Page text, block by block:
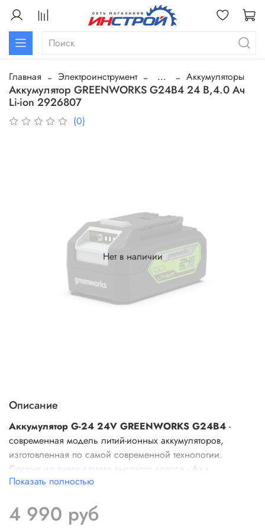
Главная Электроинструмент ... Аккумуляторы
Аккумулятор GREENWORKS G24B4 24 В,4.0 Ач
Li-ion 2926807
(0)
Нет в наличии
Описание
Аккумулятор G-24 24V GREENWORKS G24B4 -
современная модель литий-ионных аккумуляторов,
изготовленная по самой современной технологии.
Состоит из ячеек самого высокого класса - А++.
Применяется в линейке всех устройств Greenworks G-24.
Данные ячейки находятся под управлением специальной
платы, интеллектуальная программа которой регулирует
Показать полностью
4 990 руб